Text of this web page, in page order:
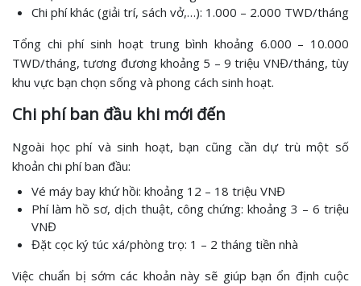
Chi phí khác (giải trí, sách vở,…): 1.000 – 2.000 TWD/tháng
Tổng chi phí sinh hoạt trung bình khoảng 6.000 – 10.000
TWD/tháng, tương đương khoảng 5 – 9 triệu VNĐ/tháng, tùy
khu vực bạn chọn sống và phong cách sinh hoạt.
Chi phí ban đầu khi mới đến
Ngoài học phí và sinh hoạt, bạn cũng cần dự trù một số
khoản chi phí ban đầu:
Vé máy bay khứ hồi: khoảng 12 – 18 triệu VNĐ
Phí làm hồ sơ, dịch thuật, công chứng: khoảng 3 – 6 triệu
VNĐ
Đặt cọc ký túc xá/phòng trọ: 1 – 2 tháng tiền nhà
Việc chuẩn bị sớm các khoản này sẽ giúp bạn ổn định cuộc